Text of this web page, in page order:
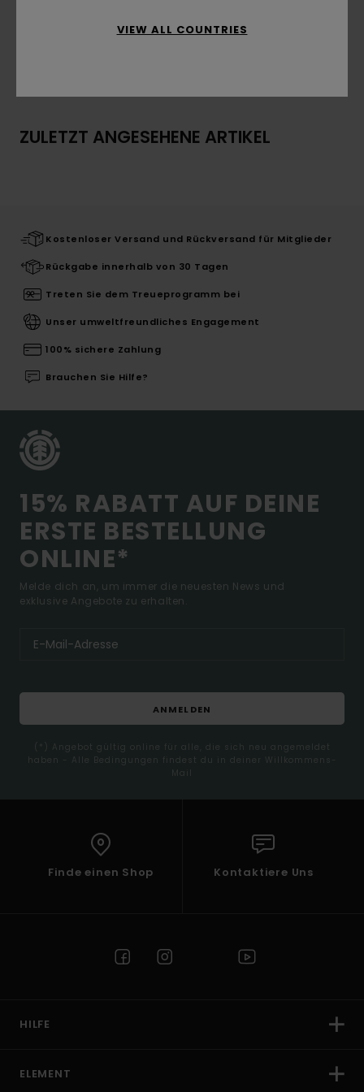
ZULETZT ANGESEHENE ARTIKEL
Kostenloser Versand und Rückversand für Mitglieder
Rückgabe innerhalb von 30 Tagen
Treten Sie dem Treueprogramm bei
Unser umweltfreundliches Engagement
100% sichere Zahlung
Brauchen Sie Hilfe?
15% RABATT AUF DEINE
ERSTE BESTELLUNG
ONLINE*
Melde dich an, um immer die neuesten News und
exklusive Angebote zu erhalten.
ANMELDEN
(*) Angebot gültig online für alle, die sich neu angemeldet
haben - Alle Bedingungen findest du in deiner Willkommens-
Mail
Finde einen Shop Kontaktiere Uns
HILFE
ELEMENT
VIEW ALL COUNTRIES